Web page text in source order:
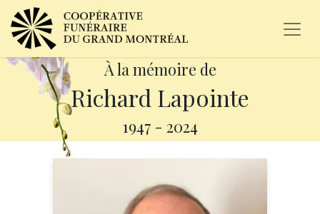
À la mémoire de
Richard Lapointe
1947 - 2024